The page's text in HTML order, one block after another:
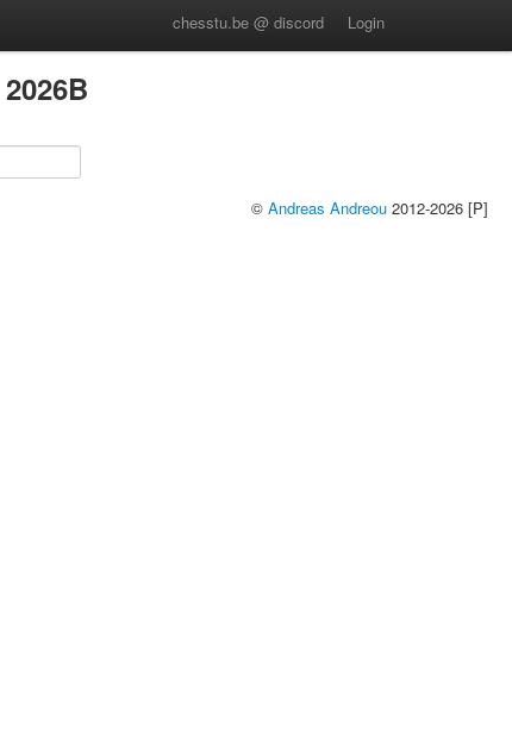
chesstu.be @ discord Login
© Andreas Andreou 2012-2026 [P]